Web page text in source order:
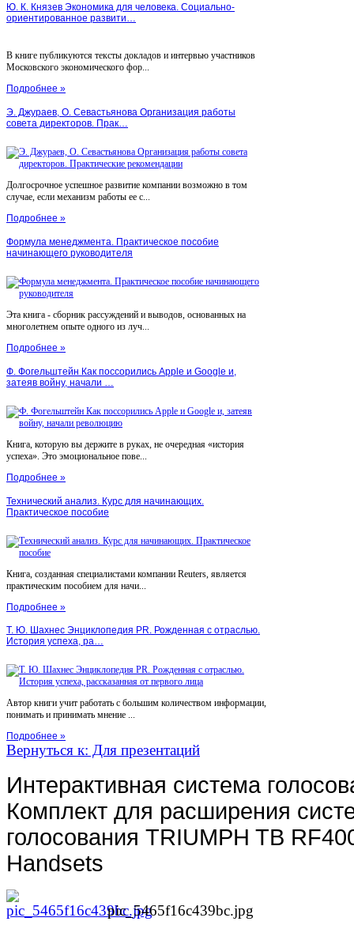
Ю. К. Князев Экономика для человека. Социально-
ориентированное развити…
В книге публикуются тексты докладов и интервью участников
Московского экономического фор...
Подробнее »
Э. Джураев, О. Севастьянова Организация работы
совета директоров. Прак…
Долгосрочное успешное развитие компании возможно в том
случае, если механизм работы ее с...
Подробнее »
Формула менеджмента. Практическое пособие
начинающего руководителя
Эта книга - сборник рассуждений и выводов, основанных на
многолетнем опыте одного из луч...
Подробнее »
Ф. Фогельштейн Как поссорились Apple и Google и,
затеяв войну, начали …
Книга, которую вы держите в руках, не очередная «история
успеха». Это эмоциональное пове...
Подробнее »
Технический анализ. Курс для начинающих.
Практическое пособие
Книга, созданная специалистами компании Reuters, является
практическим пособием для начи...
Подробнее »
Т. Ю. Шахнес Энциклопедия PR. Рожденная с отраслью.
История успеха, ра…
Автор книги учит работать с большим количеством информации,
понимать и принимать мнение ...
Подробнее »
Вернуться к: Для презентаций
Интерактивная система
Комплект для расширения
голосования TRIUMPH TB
Handsets
pic_5465f16c439bc.jpg